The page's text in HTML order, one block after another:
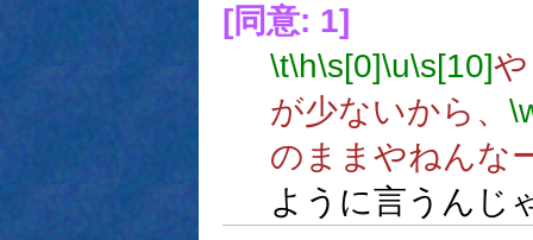
[同意: 1]
\t\h\s[0]\u\s[10]
が少ないから、
のままやねんな
ように言うんじ